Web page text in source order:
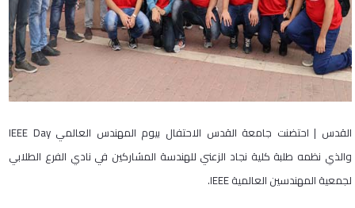
القدس | احتضنت جامعة القدس الاحتفال بيوم المهندس العالمي IEEE Day
والذي نظمه طلبة كلية نجاد الزعني للهندسة المشاركين في نادي الفرع الطلابي
لجمعية المهندسين العالمية IEEE.